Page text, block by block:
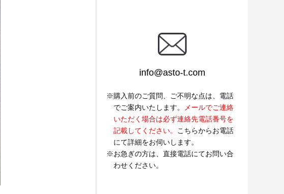
info@asto-t.com
購入前のご質問、ご不明な点は、電話
でご案内いたします。
メールでご連絡
いただく場合は必ず連絡先電話番号を
記載してください。
こちらからお電話
にて詳細をお伺いします。
お急ぎの方は、直接電話にてお問い合
わせください。